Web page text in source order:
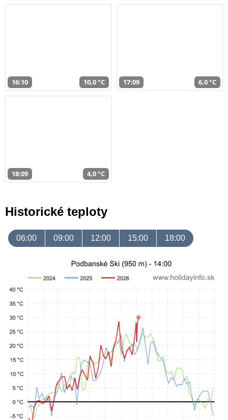
16:10 10,0 °C 17:09 6,0 °C
18:09 4,0 °C
Historické teploty
06:00 09:00 12:00 15:00 18:00